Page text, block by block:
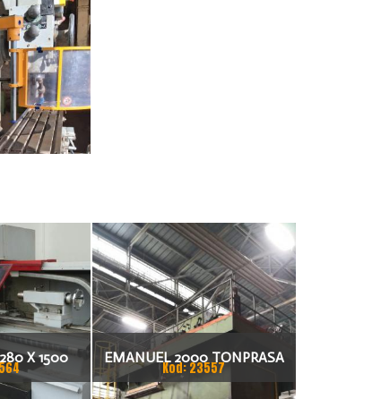
X 1500
EMANUEL 2000 TONPRASA
HYDRAULICZNA 3200 X 2000
Kod: 23557